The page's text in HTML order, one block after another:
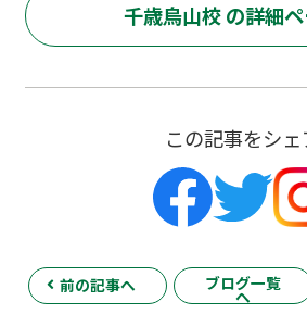
千歳烏山校 の詳細
この記事をシェ
前の記事へ ブログ一覧
へ